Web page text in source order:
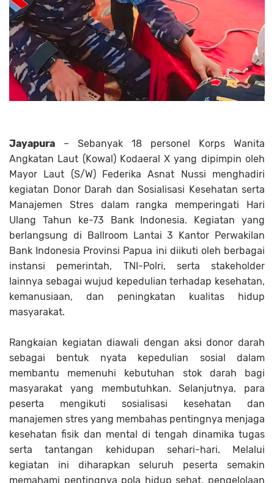
Jayapura – Sebanyak 18 personel Korps Wanita
Angkatan Laut (Kowal) Kodaeral X yang dipimpin oleh
Mayor Laut (S/W) Federika Asnat Nussi menghadiri
kegiatan Donor Darah dan Sosialisasi Kesehatan serta
Manajemen Stres dalam rangka memperingati Hari
Ulang Tahun ke-73 Bank Indonesia. Kegiatan yang
berlangsung di Ballroom Lantai 3 Kantor Perwakilan
Bank Indonesia Provinsi Papua ini diikuti oleh berbagai
instansi pemerintah, TNI-Polri, serta stakeholder
lainnya sebagai wujud kepedulian terhadap kesehatan,
kemanusiaan, dan peningkatan kualitas hidup
masyarakat.
Rangkaian kegiatan diawali dengan aksi donor darah
sebagai bentuk nyata kepedulian sosial dalam
membantu memenuhi kebutuhan stok darah bagi
masyarakat yang membutuhkan. Selanjutnya, para
peserta mengikuti sosialisasi kesehatan dan
manajemen stres yang membahas pentingnya menjaga
kesehatan fisik dan mental di tengah dinamika tugas
serta tantangan kehidupan sehari-hari. Melalui
kegiatan ini diharapkan seluruh peserta semakin
memahami pentingnya pola hidup sehat, pengelolaan